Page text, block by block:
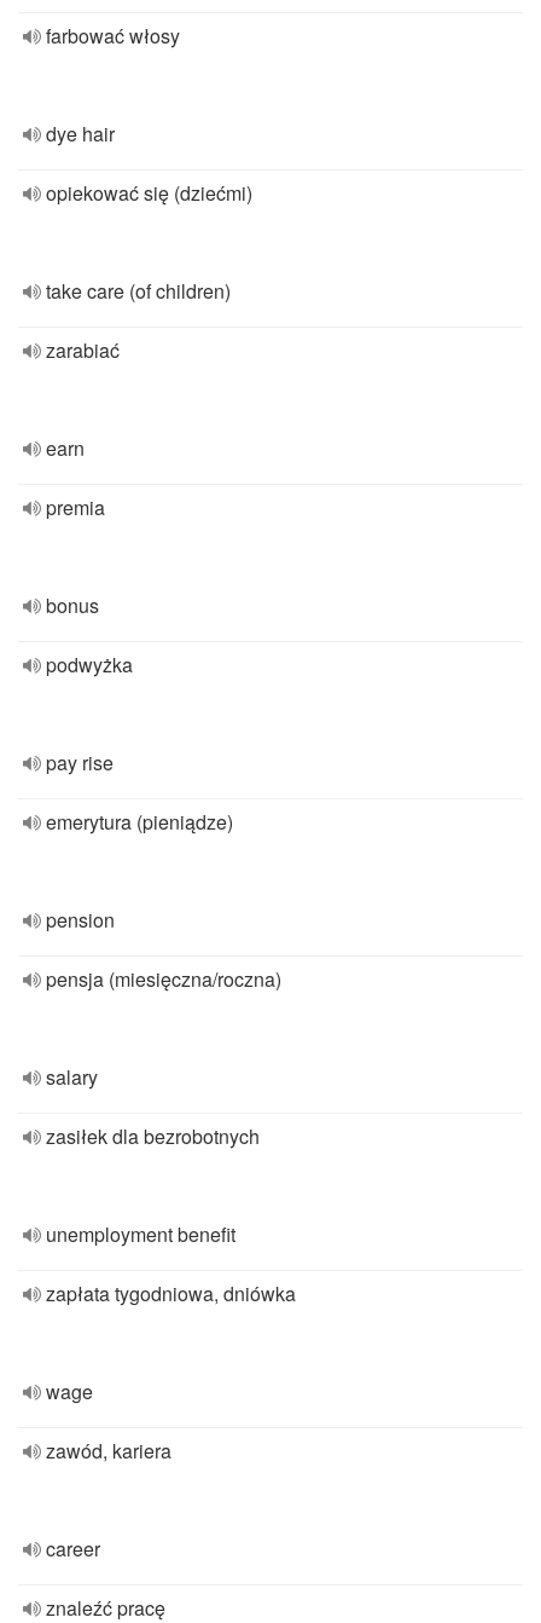
farbować włosy
dye hair
opiekować się (dziećmi)
take care (of children)
zarabiać
earn
premia
bonus
podwyżka
pay rise
emerytura (pieniądze)
pension
pensja (miesięczna/roczna)
salary
zasiłek dla bezrobotnych
unemployment benefit
zapłata tygodniowa, dniówka
wage
zawód, kariera
career
znaleźć pracę